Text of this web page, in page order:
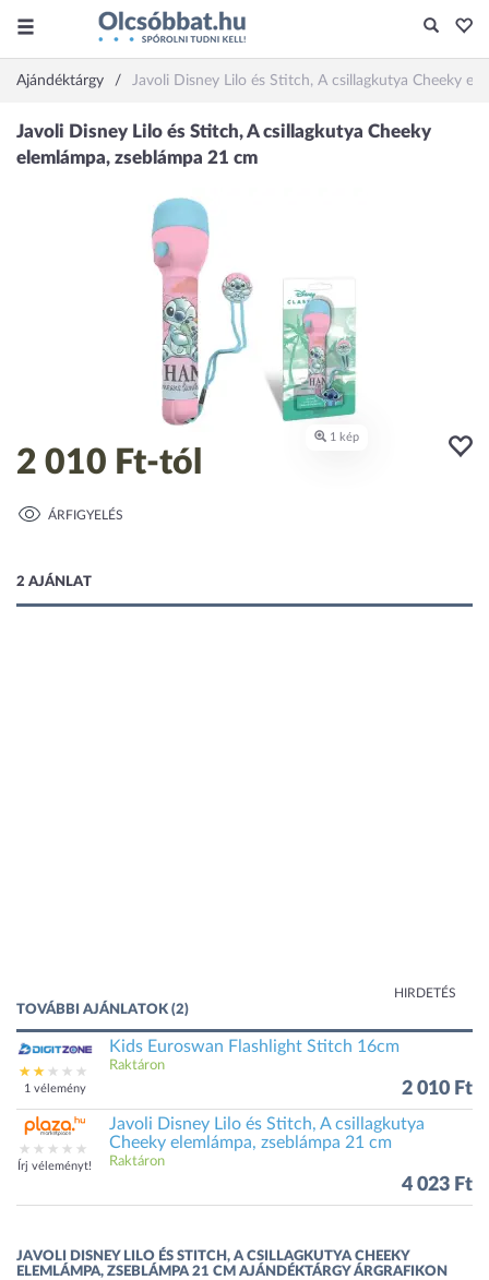
Ajándéktárgy Javoli Disney Lilo és Stitch, A csillagkutya Cheeky
2 010 Ft-tól
ÁRFIGYELÉS
2 AJÁNLAT
HIRDETÉS
TOVÁBBI AJÁNLATOK (2)
1 vélemény
Kids Euroswan Flashlight Stitch 16cm
Raktáron
2 010 Ft
Írj véleményt!
Javoli Disney Lilo és Stitch, A csillagkutya
Cheeky elemlámpa, zseblámpa 21 cm
Raktáron
4 023 Ft
JAVOLI DISNEY LILO ÉS STITCH, A CSILLAGKUTYA CHEEKY
ELEMLÁMPA, ZSEBLÁMPA 21 CM AJÁNDÉKTÁRGY ÁRGRAFIKON